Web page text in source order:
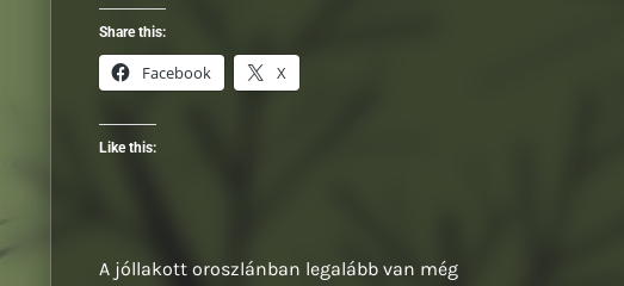
Share this:
Facebook X
Like this:
A jóllakott oroszlánban legalább van még